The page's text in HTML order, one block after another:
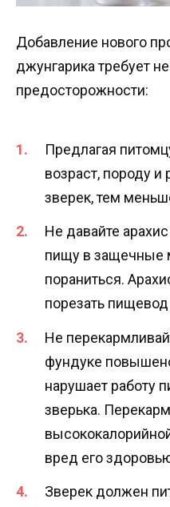
Добавление нового
джунгарика требует
предосторожности:
Предлагая
возраст, породу
зверек, тем
Не давайте
пищу в защечные
пораниться.
порезать
Не
фундуке
нарушает работу
зверька.
вред его
Зверек должен